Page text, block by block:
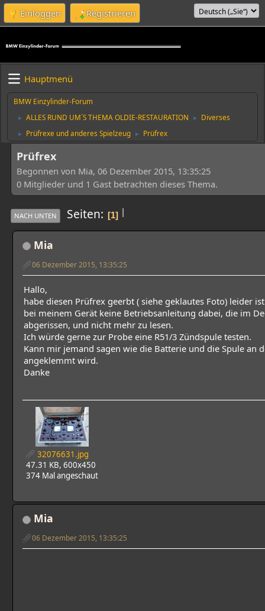
Einloggen Registrieren
Hauptmenü
BMW Einzylinder-Forum
► ALLES RUND UM´S THEMA OLDIE-RESTAURATION ► Diverses
► Prüfrexe und anderes Spielzeug ► Prüfrex
Prüfrex
Begonnen von Mia, 06 Dezember 2015, 13:35:25
0 Mitglieder und 1 Gast betrachten dieses Thema.
|
NACH UNTEN Seiten 1
Mia
06 Dezember 2015, 13:35:25
Hallo,
habe diesen Prüfrex geerbt ( siehe geklautes Foto) leider ist
bei meinem Gerät keine Betriebsanleitung dabei, die im
abgerissen, und nicht mehr zu lesen.
Ich würde gerne zur Probe eine R51/3 Zündspule testen.
Kann mir jemand sagen wie die Batterie und die Spule an
angeklemmt wird.
Danke
32076631.jpg
47.31 KB, 600x450
374 Mal angeschaut
Mia
06 Dezember 2015, 13:35:25